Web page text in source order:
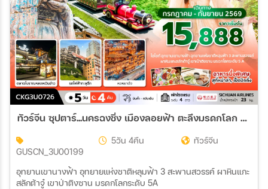
ทัวร์จีน ซุปตาร์...นครฉงชิ่ง เมืองลอยฟ้า ตะลึงมรดกโลก 5A EP.2 (ทัวร์ไม่ลงร้าน) บินค่ำ-กลับเย็น 5วัน 4คืน (3U)
GUSCN_3U00199
5วัน 4คืน ทัวร์จีน
อุทยานเขานางฟ้า อุทยายแห่งชาติหลุมฟ้า 3 สะพานสวรรค์ ผาหินแกะ
สลักต้าจู๋ เขาป่าติงซาน มรดกโลกระดับ 5A